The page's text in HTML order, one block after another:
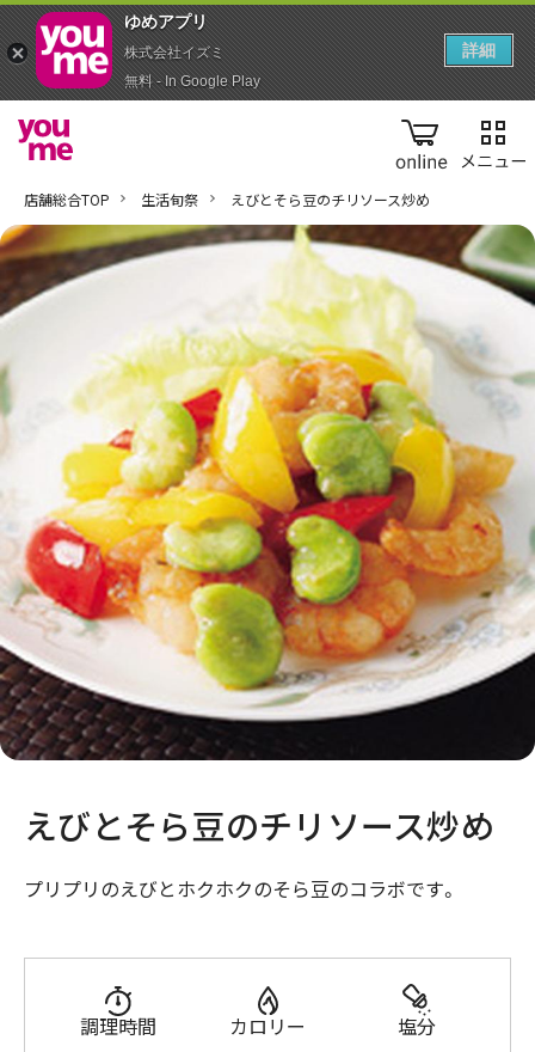
online
店舗総合TOP 生活旬祭 えびとそら豆のチリソース炒め
えびとそら豆のチリソース炒め
プリプリのえびとホクホクのそら豆のコラボです。
調理時間 カロリー 塩分
ゆめアプ‪リ‬
株式会社イズミ
無料 - In Google Play
詳細